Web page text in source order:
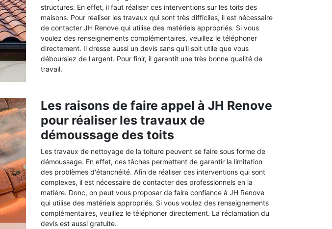
structures. En effet, il faut réaliser ces interventions sur les toits des
maisons. Pour réaliser les travaux qui sont très difficiles, il est nécessaire
de contacter JH Renove qui utilise des matériels appropriés. Si vous
voulez des renseignements complémentaires, veuillez le téléphoner
directement. Il dresse aussi un devis sans qu'il soit utile que vous
déboursiez de l'argent. Pour finir, il garantit une très bonne qualité de
travail.
Les raisons de faire appel à JH Renove
pour réaliser les travaux de
démoussage des toits
Les travaux de nettoyage de la toiture peuvent se faire sous forme de
démoussage. En effet, ces tâches permettent de garantir la limitation
des problèmes d'étanchéité. Afin de réaliser ces interventions qui sont
complexes, il est nécessaire de contacter des professionnels en la
matière. Donc, on peut vous proposer de faire confiance à JH Renove
qui utilise des matériels appropriés. Si vous voulez des renseignements
complémentaires, veuillez le téléphoner directement. La réclamation du
devis est aussi gratuite.